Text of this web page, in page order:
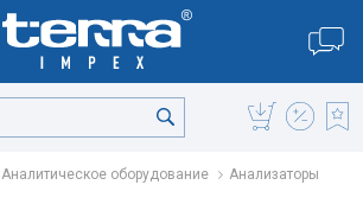
Аналитическое оборудование
Анализаторы